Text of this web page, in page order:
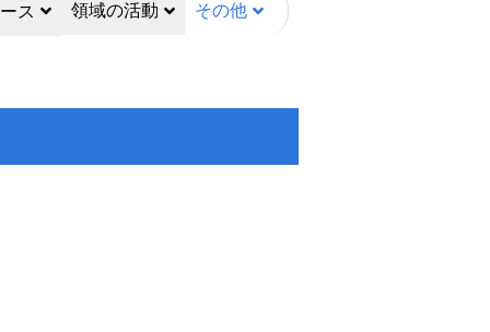
ス 領域の活動 その他